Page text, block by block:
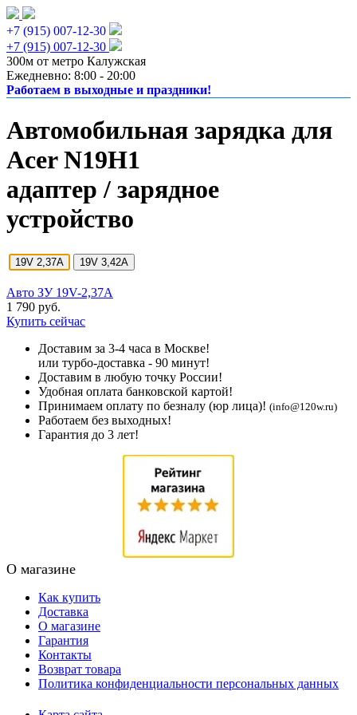
+7 (915) 007-12-30
+7 (915) 007-12-30
300м от метро Калужская
Ежедневно: 8:00 - 20:00
Работаем в выходные и праздники!
Автомобильная зарядка для
Acer N19H1
адаптер / зарядное
устройство
19V 2,37A 19V 3,42A
Авто ЗУ 19V-2,37A
1 790 руб.
Купить сейчас
Доставим за 3-4 часа в Москве!
или турбо-доставка - 90 минут!
Доставим в любую точку России!
Удобная оплата банковской картой!
Принимаем оплату по безналу (юр лица)! (info@120w.ru)
Работаем без выходных!
Гарантия до 3 лет!
О магазине
Как купить
Доставка
О магазине
Гарантия
Контакты
Возврат товара
Политика конфиденциальности персональных данных